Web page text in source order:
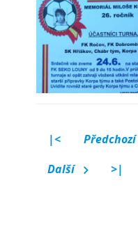
|< Předchozí
Další
>|